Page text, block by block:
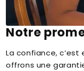
Notre
La confiance, c’est
offrons une